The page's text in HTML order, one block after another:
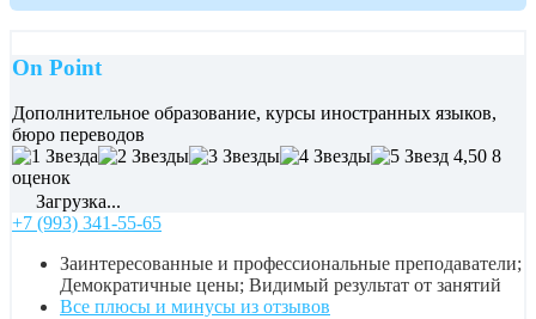
On Point
Дополнительное образование, курсы иностранных языков,
бюро переводов
4,50 8
оценок
Загрузка...
+7 (993) 341-55-65
Заинтересованные и профессиональные преподаватели;
Демократичные цены; Видимый результат от занятий
Все плюсы и минусы из отзывов